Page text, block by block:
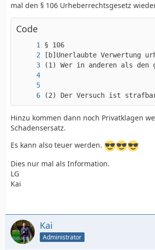
mal den § 106 Urheberrechtsgesetz
Code
(2) Der Versuch ist
Hinzu kommen dann noch Privatklagen
Schadensersatz.
Es kann also teuer werden.
Dies nur mal als Information.
LG
Kai
Kai
Administrator